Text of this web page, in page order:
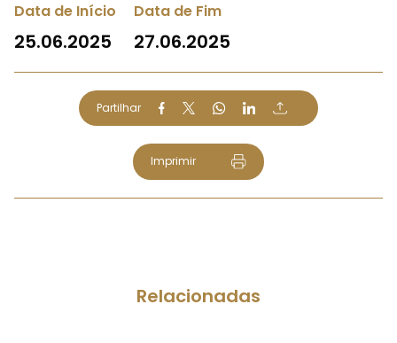
Data de Início
25.06.2025
Data de Fim
27.06.2025
Partilhar
Imprimir
Relacionadas